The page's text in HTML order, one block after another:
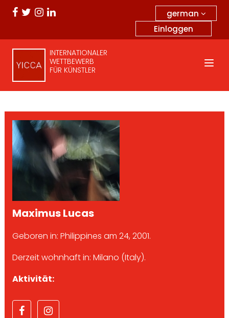
german
Einloggen
INTERNATIONALER
WETTBEWERB
FÜR KÜNSTLER
Maximus Lucas
Geboren in: Philippines am 24, 2001.
Derzeit wohnhaft in: Milano (Italy).
Aktivität: